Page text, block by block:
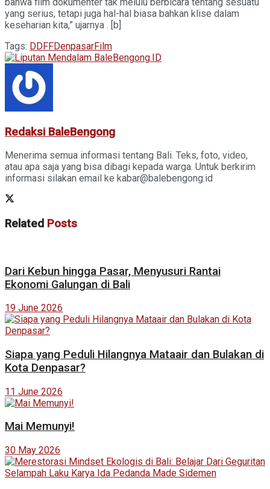
yang serius, tetapi juga hal-hal biasa bahkan klise dalam
keseharian kita,” ujarnya . [b]
Tags: DDFFDenpasarFilm
Redaksi BaleBengong
Menerima semua informasi tentang Bali. Teks, foto, video,
atau apa saja yang bisa dibagi kepada warga. Untuk berkirim
informasi silakan email ke kabar@balebengong.id
Related Posts
Dari Kebun hingga Pasar, Menyusuri Rantai
Ekonomi Galungan di Bali
19 June 2026
Siapa yang Peduli Hilangnya Mataair dan Bulakan di
Kota Denpasar?
11 June 2026
Mai Memunyi!
30 May 2026